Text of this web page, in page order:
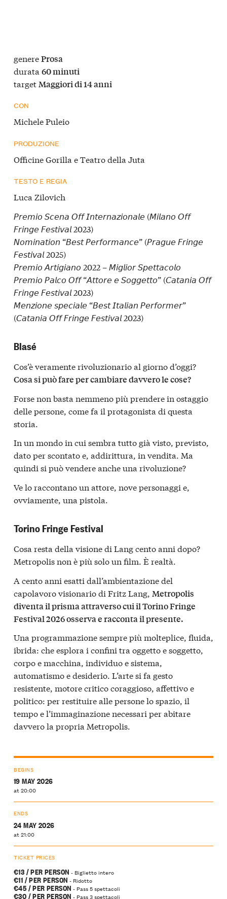
genereProsa
durata 60 minuti
targetMaggiori di 14 anni
CON
Michele Puleio
PRODUZIONE
Officine Gorilla e Teatro della Juta
TESTO E REGIA
Luca Zilovich
𝘗𝘳𝘦𝘮𝘪𝘰 𝘚𝘤𝘦𝘯𝘢 𝘖𝘧𝘧 𝘐𝘯𝘵𝘦𝘳𝘯𝘢𝘻𝘪𝘰𝘯𝘢𝘭𝘦 (𝘔𝘪𝘭𝘢𝘯𝘰 𝘖𝘧𝘧
𝘍𝘳𝘪𝘯𝘨𝘦 𝘍𝘦𝘴𝘵𝘪𝘷𝘢𝘭 2023)
𝘕𝘰𝘮𝘪𝘯𝘢𝘵𝘪𝘰𝘯 “𝘉𝘦𝘴𝘵 𝘗𝘦𝘳𝘧𝘰𝘳𝘮𝘢𝘯𝘤𝘦” (𝘗𝘳𝘢𝘨𝘶𝘦 𝘍𝘳𝘪𝘯𝘨𝘦
𝘍𝘦𝘴𝘵𝘪𝘷𝘢𝘭 2025)
𝘗𝘳𝘦𝘮𝘪𝘰 𝘈𝘳𝘵𝘪𝘨𝘪𝘢𝘯𝘰 2022 – 𝘔𝘪𝘨𝘭𝘪𝘰𝘳 𝘚𝘱𝘦𝘵𝘵𝘢𝘤𝘰𝘭𝘰
𝘗𝘳𝘦𝘮𝘪𝘰 𝘗𝘢𝘭𝘤𝘰 𝘖𝘧𝘧 “𝘈𝘵𝘵𝘰𝘳𝘦 𝘦 𝘚𝘰𝘨𝘨𝘦𝘵𝘵𝘰” (𝘊𝘢𝘵𝘢𝘯𝘪𝘢 𝘖𝘧𝘧
𝘍𝘳𝘪𝘯𝘨𝘦 𝘍𝘦𝘴𝘵𝘪𝘷𝘢𝘭 2023)
𝘔𝘦𝘯𝘻𝘪𝘰𝘯𝘦 𝘴𝘱𝘦𝘤𝘪𝘢𝘭𝘦 “𝘉𝘦𝘴𝘵 𝘐𝘵𝘢𝘭𝘪𝘢𝘯 𝘗𝘦𝘳𝘧𝘰𝘳𝘮𝘦𝘳”
(𝘊𝘢𝘵𝘢𝘯𝘪𝘢 𝘖𝘧𝘧 𝘍𝘳𝘪𝘯𝘨𝘦 𝘍𝘦𝘴𝘵𝘪𝘷𝘢𝘭 2023)
Blasé
Cos’è veramente rivoluzionario al giorno d’oggi?
Cosa si può fare per cambiare davvero le cose?
Forse non basta nemmeno più prendere in ostaggio
delle persone, come fa il protagonista di questa
storia.
In un mondo in cui sembra tutto già visto, previsto,
dato per scontato e, addirittura, in vendita. Ma
quindi si può vendere anche una rivoluzione?
Ve lo raccontano un attore, nove personaggi e,
ovviamente, una pistola.
Torino Fringe Festival
Cosa resta della visione di Lang cento anni dopo?
Metropolis non è più solo un film. È realtà.
A cento anni esatti dall’ambientazione del
capolavoro visionario di Fritz Lang, Metropolis
diventa il prisma attraverso cui il Torino Fringe
Festival 2026 osserva e racconta il presente.
Una programmazione sempre più molteplice, fluida,
ibrida: che esplora i confini tra oggetto e soggetto,
corpo e macchina, individuo e sistema,
automatismo e desiderio. L’arte si fa gesto
resistente, motore critico coraggioso, affettivo e
politico: per restituire alle persone lo spazio, il
tempo e l’immaginazione necessari per abitare
davvero la propria Metropolis.
BEGINS
19 MAY 2026
at 20:00
ENDS
24 MAY 2026
at 21:00
TICKET PRICES
€13 / PER PERSON - Biglietto intero
€11 / PER PERSON - Ridotto
€45 / PER PERSON - Pass 5 spettacoli
€30 / PER PERSON - Pass 3 spettacoli